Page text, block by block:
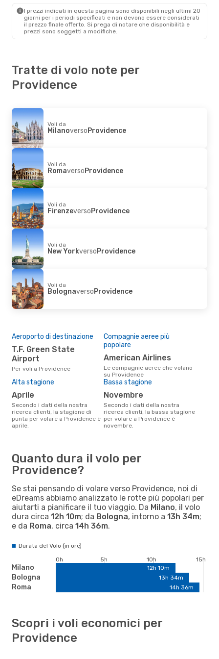
I prezzi indicati in questa pagina sono disponibili negli ultimi 20
giorni per i periodi specificati e non devono essere considerati
il ​​prezzo finale offerto. Si prega di notare che disponibilità e
prezzi sono soggetti a modifiche.
Tratte di volo note per
Providence
Voli da
MilanoversoProvidence
Voli da
RomaversoProvidence
Voli da
FirenzeversoProvidence
Voli da
New YorkversoProvidence
Voli da
BolognaversoProvidence
Aeroporto di destinazione
T.F. Green State
Airport
Per voli a Providence
Compagnie aeree più
popolare
American Airlines
Le compagnie aeree che volano
su Providence
Alta stagione
aprile
Secondo i dati della nostra
ricerca clienti, la stagione di
punta per volare a Providence è
aprile.
Bassa stagione
novembre
Secondo i dati della nostra
ricerca clienti, la bassa stagione
per volare a Providence è
novembre.
Quanto dura il volo per
Providence?
Se stai pensando di volare verso Providence, noi di
eDreams abbiamo analizzato le rotte più popolari per
aiutarti a pianificare il tuo viaggio. Da Milano, il volo
dura circa 12h 10m; da Bologna, intorno a 13h 34m;
e da Roma, circa 14h 36m.
Durata del Volo (in ore)
Milano
Bologna
Roma
0h 5h 10h
15h
12h 10m
13h 34m
14h 36m
Scopri i voli economici per
Providence